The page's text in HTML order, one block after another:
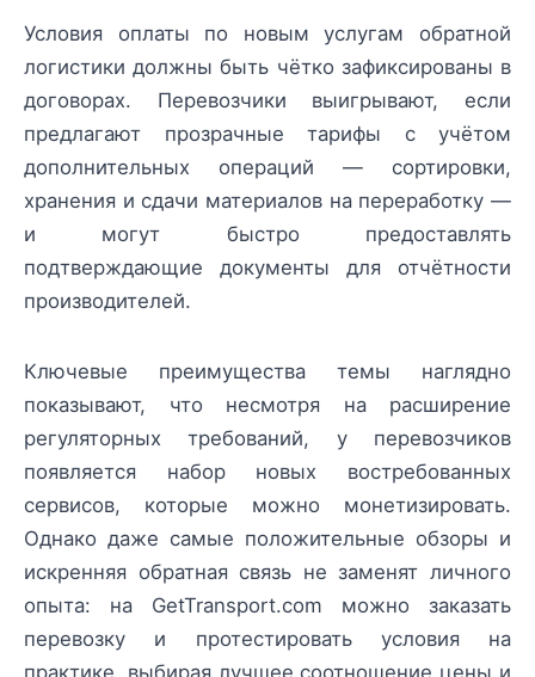
Условия оплаты по новым услугам обратной
логистики должны быть чётко зафиксированы в
договорах. Перевозчики выигрывают, если
предлагают прозрачные тарифы с учётом
дополнительных операций — сортировки,
хранения и сдачи материалов на переработку —
и могут быстро предоставлять
подтверждающие документы для отчётности
производителей.
Ключевые преимущества темы наглядно
показывают, что несмотря на расширение
регуляторных требований, у перевозчиков
появляется набор новых востребованных
сервисов, которые можно монетизировать.
Однако даже самые положительные обзоры и
искренняя обратная связь не заменят личного
опыта: на GetTransport.com можно заказать
перевозку и протестировать условия на
практике, выбирая лучшее соотношение цены и